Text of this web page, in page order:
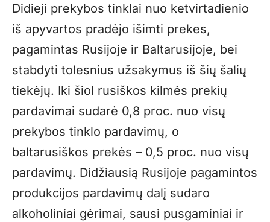
Didieji prekybos tinklai nuo ketvirtadienio
iš apyvartos pradėjo išimti prekes,
pagamintas Rusijoje ir Baltarusijoje, bei
stabdyti tolesnius užsakymus iš šių šalių
tiekėjų. Iki šiol rusiškos kilmės prekių
pardavimai sudarė 0,8 proc. nuo visų
prekybos tinklo pardavimų, o
baltarusiškos prekės – 0,5 proc. nuo visų
pardavimų. Didžiausią Rusijoje pagamintos
produkcijos pardavimų dalį sudaro
alkoholiniai gėrimai, sausi pusgaminiai ir